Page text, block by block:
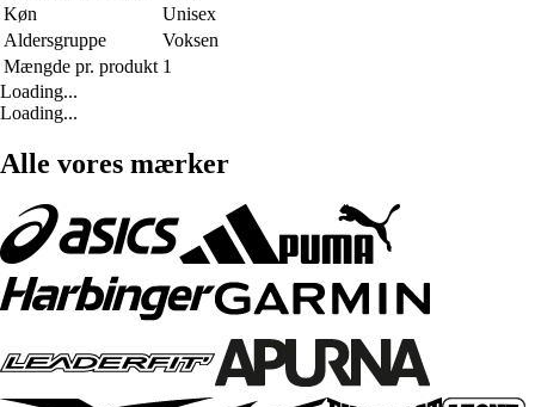
Køn
Unisex
Aldersgruppe
Voksen
Mængde pr. produkt 1
Loading...
Loading...
Alle vores mærker